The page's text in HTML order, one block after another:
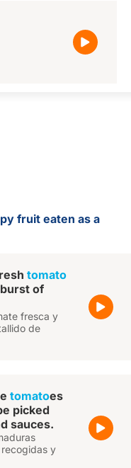
fruit eaten as a
tomato
of
fresca y
de
tomatoes
picked
sauces.
y